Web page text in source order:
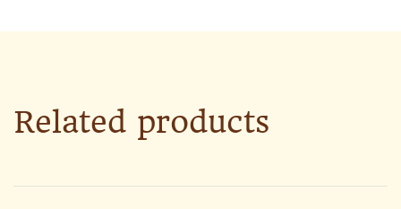
Related products